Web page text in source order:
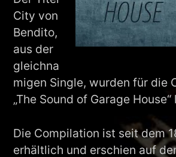
City von
Bendito,
aus der
gleichna
migen Single, wurden für die
„The Sound of Garage
Die Compilation ist seit dem
erhältlich und erschien auf